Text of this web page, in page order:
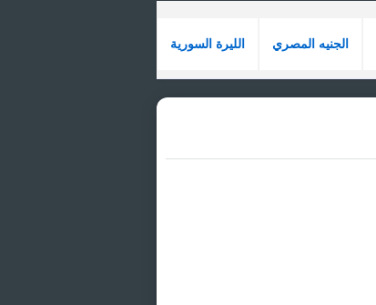
الليرة السورية الجنيه المصري